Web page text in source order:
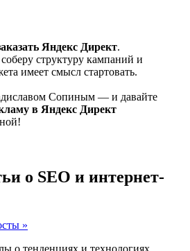
Яндекс Директ.
структуру кампаний и
имеет смысл стартовать.
Сопиным — и давайте
в Яндекс Директ
о SEO и интернет-
»
о тенденциях и технологиях